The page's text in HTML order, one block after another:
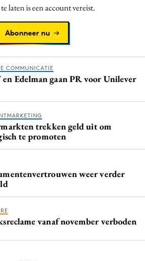
laten is een account vereist.
Abonneer nu
COMMUNICATIE
en Edelman gaan PR voor Unilever
trekken geld uit om
te promoten
weer verder
vanaf november verboden